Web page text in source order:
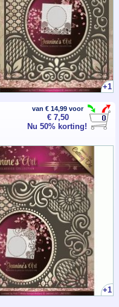
+1
van € 14,99 voor
€ 7,50
Nu 50% korting!
+1